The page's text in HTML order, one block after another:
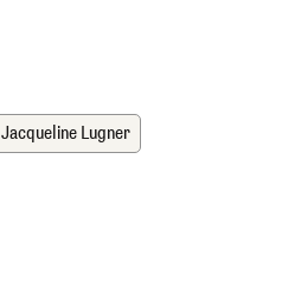
Jacqueline Lugner